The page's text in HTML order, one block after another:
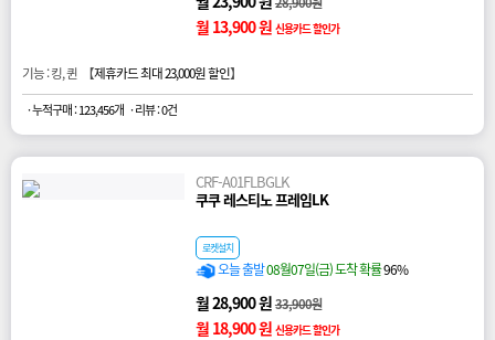
월 13,900 원 신용카드 할인가
기능 : 킹, 퀸 【제휴카드 최대 23,000원 할인】
· 누적구매 : 123,456개 · 리뷰 : 0건
CRF-A01FLBGLK
쿠쿠 레스티노 프레임LK
로켓설치
오늘 출발08월07일(금) 도착 확률96%
월 28,900 원33,900원
월 18,900 원 신용카드 할인가